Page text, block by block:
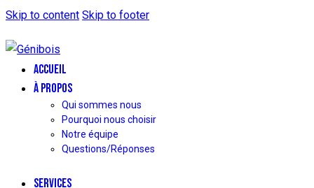
Skip to content Skip to footer
ACCUEIL
À PROPOS
Qui sommes nous
Pourquoi nous choisir
Notre équipe
Questions/Réponses
SERVICES